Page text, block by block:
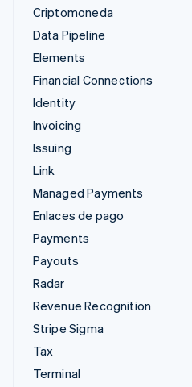
Criptomoneda
Data Pipeline
Elements
Financial Connections
Identity
Invoicing
Issuing
Link
Managed Payments
Enlaces de pago
Payments
Payouts
Radar
Revenue Recognition
Stripe Sigma
Tax
Terminal